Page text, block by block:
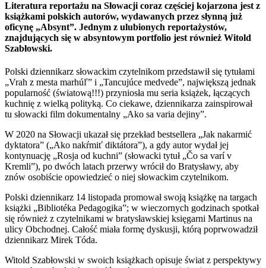
Literatura reportażu na Słowacji coraz częściej kojarzona jest z
książkami polskich autorów, wydawanych przez słynną już
oficynę „Absynt”. Jednym z ulubionych reportażystów,
znajdujących się w absyntowym portfolio jest również Witold
Szabłowski.
Polski dziennikarz słowackim czytelnikom przedstawił się tytułami
„Vrah z mesta marhúľ” i „Tancujúce medvede”, największą jednak
popularność (światową!!!) przyniosła mu seria książek, łączących
kuchnię z wielką polityką. Co ciekawe, dziennikarza zainspirował
tu słowacki film dokumentalny „Ako sa varia dejiny”.
W 2020 na Słowacji ukazał się przekład bestsellera „Jak nakarmić
dyktatora” („Ako nakŕmiť diktátora”), a gdy autor wydał jej
kontynuację „Rosja od kuchni” (słowacki tytuł „Čo sa varí v
Kremli”), po dwóch latach przerwy wrócił do Bratysławy, aby
znów osobiście opowiedzieć o niej słowackim czytelnikom.
Polski dziennikarz 14 listopada promował swoją książkę na targach
książki „Bibliotéka Pedagogika”; w wieczornych godzinach spotkał
się również z czytelnikami w bratysławskiej księgarni Martinus na
ulicy Obchodnej. Całość miała formę dyskusji, którą poprwowadził
dziennikarz Mirek Tóda.
Witold Szabłowski w swoich książkach opisuje świat z perspektywy